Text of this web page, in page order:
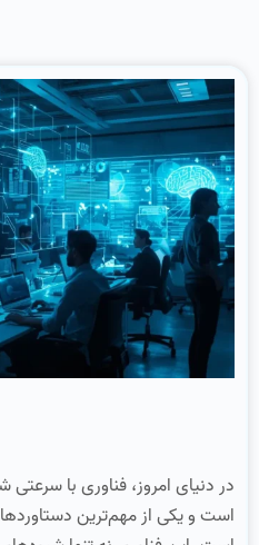
در دنیای امروز، فناوری با
است و یکی از مهم‌ترین